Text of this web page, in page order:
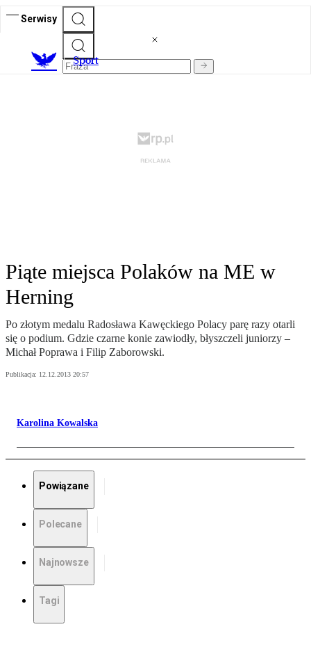
Serwisy
Sport
Piąte miejsca Polaków na ME w
Herning
Po złotym medalu Radosława Kawęckiego Polacy parę razy otarli
się o podium. Gdzie czarne konie zawiodły, błyszczeli juniorzy –
Michał Poprawa i Filip Zaborowski.
Publikacja: 12.12.2013 20:57
Karolina Kowalska
Powiązane
Polecane
Najnowsze
Tagi